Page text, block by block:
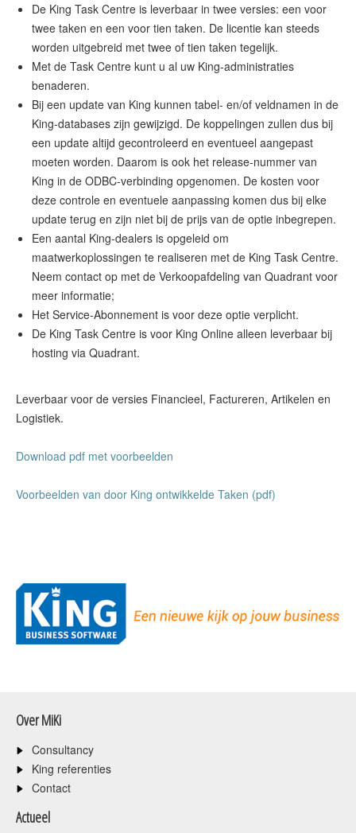
De King Task Centre is leverbaar in twee versies: een voor
twee taken en een voor tien taken. De licentie kan steeds
worden uitgebreid met twee of tien taken tegelijk.
Met de Task Centre kunt u al uw King-administraties
benaderen.
Bij een update van King kunnen tabel- en/of veldnamen in de
King-databases zijn gewijzigd. De koppelingen zullen dus bij
een update altijd gecontroleerd en eventueel aangepast
moeten worden. Daarom is ook het release-nummer van
King in de ODBC-verbinding opgenomen. De kosten voor
deze controle en eventuele aanpassing komen dus bij elke
update terug en zijn niet bij de prijs van de optie inbegrepen.
Een aantal King-dealers is opgeleid om
maatwerkoplossingen te realiseren met de King Task Centre.
Neem contact op met de Verkoopafdeling van Quadrant voor
meer informatie;
Het Service-Abonnement is voor deze optie verplicht.
De King Task Centre is voor King Online alleen leverbaar bij
hosting via Quadrant.
Leverbaar voor de versies Financieel, Factureren, Artikelen en
Logistiek.
Download pdf met voorbeelden
Voorbeelden van door King ontwikkelde Taken (pdf)
Over MiKi
Consultancy
King referenties
Contact
Actueel